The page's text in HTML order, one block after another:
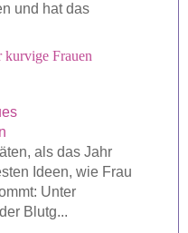
und hat das
kurvige Frauen
als das Jahr
Ideen, wie Frau
Unter
Blutg...